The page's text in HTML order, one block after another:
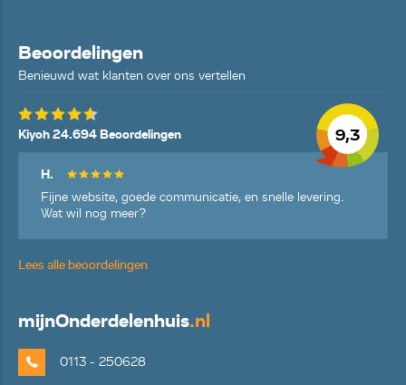
Beoordelingen
Benieuwd wat klanten over ons vertellen
9,3
Kiyoh 24.694 Beoordelingen
H.
Fijne website, goede communicatie, en snelle levering.
Wat wil nog meer?
Lees alle beoordelingen
mijnOnderdelenhuis.nl
0113 - 250628